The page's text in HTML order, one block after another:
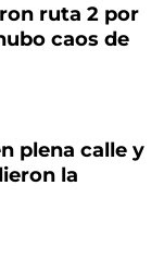
ruta 2 por
caos de
plena calle y
la